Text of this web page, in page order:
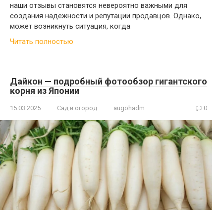
наши отзывы становятся невероятно важными для
создания надежности и репутации продавцов. Однако,
может возникнуть ситуация, когда
Читать полностью
Дайкон — подробный фотообзор гигантского
корня из Японии
15.03.2025 Сад и огород augohadm 0